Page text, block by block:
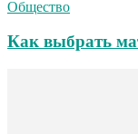
Общество
Как выбрать